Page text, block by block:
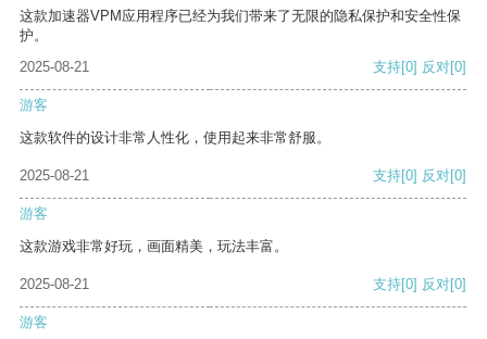
这款加速器VPM应用程序已经为我们带来了无限的隐私保护和安全性保
护。
2025-08-21
支持[0] 反对[0]
游客
这款软件的设计非常人性化，使用起来非常舒服。
2025-08-21 支持[0] 反对[0]
游客
这款游戏非常好玩，画面精美，玩法丰富。
2025-08-21 支持[0] 反对[0]
游客